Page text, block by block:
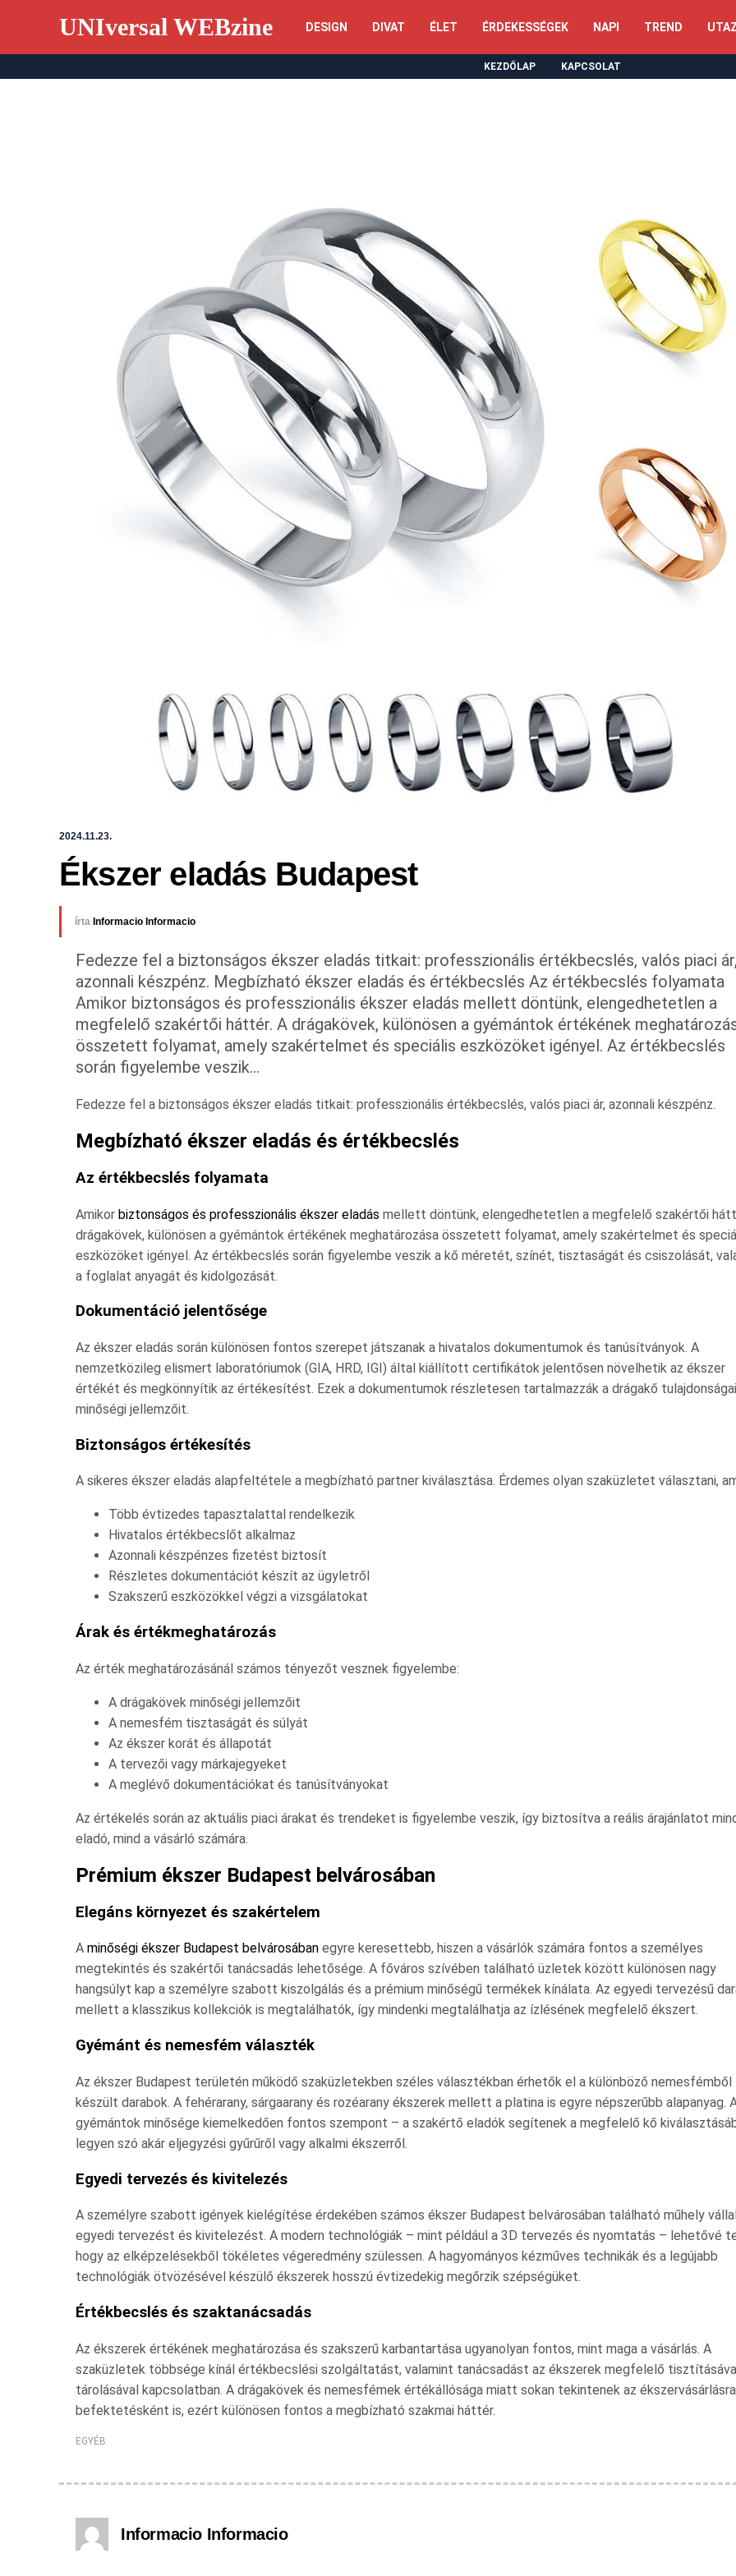
UNIversal WEBzine DESIGN DIVAT ÉLET ÉRDEKESSÉGEK NAPI TREND
KEZDŐLAP KAPCSOLAT
2024.11.23.
Ékszer eladás Budapest
írta Informacio Informacio
Fedezze fel a biztonságos ékszer eladás titkait: professzionális értékbecslés, valós piaci
azonnali készpénz. Megbízható ékszer eladás és értékbecslés Az értékbecslés folyamata
Amikor biztonságos és professzionális ékszer eladás mellett döntünk, elengedhetetlen a
megfelelő szakértői háttér. A drágakövek, különösen a gyémántok értékének
összetett folyamat, amely szakértelmet és speciális eszközöket igényel. Az értékbecslés
során figyelembe veszik…
Fedezze fel a biztonságos ékszer eladás titkait: professzionális értékbecslés, valós piaci ár, azonnali készpénz.
Megbízható ékszer eladás és értékbecslés
Az értékbecslés folyamata
Amikor biztonságos és professzionális ékszer eladás mellett döntünk, elengedhetetlen a megfelelő szakértői
drágakövek, különösen a gyémántok értékének meghatározása összetett folyamat, amely szakértelmet és
eszközöket igényel. Az értékbecslés során figyelembe veszik a kő méretét, színét, tisztaságát és csiszolását,
a foglalat anyagát és kidolgozását.
Dokumentáció jelentősége
Az ékszer eladás során különösen fontos szerepet játszanak a hivatalos dokumentumok és tanúsítványok. A
nemzetközileg elismert laboratóriumok (GIA, HRD, IGI) által kiállított certifikátok jelentősen növelhetik az ékszer
értékét és megkönnyítik az értékesítést. Ezek a dokumentumok részletesen tartalmazzák a drágakő
minőségi jellemzőit.
Biztonságos értékesítés
A sikeres ékszer eladás alapfeltétele a megbízható partner kiválasztása. Érdemes olyan szaküzletet választani,
Több évtizedes tapasztalattal rendelkezik
Hivatalos értékbecslőt alkalmaz
Azonnali készpénzes fizetést biztosít
Részletes dokumentációt készít az ügyletről
Szakszerű eszközökkel végzi a vizsgálatokat
Árak és értékmeghatározás
Az érték meghatározásánál számos tényezőt vesznek figyelembe:
A drágakövek minőségi jellemzőit
A nemesfém tisztaságát és súlyát
Az ékszer korát és állapotát
A tervezői vagy márkajegyeket
A meglévő dokumentációkat és tanúsítványokat
Az értékelés során az aktuális piaci árakat és trendeket is figyelembe veszik, így biztosítva a reális árajánlatot
eladó, mind a vásárló számára.
Prémium ékszer Budapest belvárosában
Elegáns környezet és szakértelem
A minőségi ékszer Budapest belvárosában egyre keresettebb, hiszen a vásárlók számára fontos a személyes
megtekintés és szakértői tanácsadás lehetősége. A főváros szívében található üzletek között különösen nagy
hangsúlyt kap a személyre szabott kiszolgálás és a prémium minőségű termékek kínálata. Az egyedi tervezésű
mellett a klasszikus kollekciók is megtalálhatók, így mindenki megtalálhatja az ízlésének megfelelő ékszert.
Gyémánt és nemesfém választék
Az ékszer Budapest területén működő szaküzletekben széles választékban érhetők el a különböző nemesfémből
készült darabok. A fehérarany, sárgaarany és rozéarany ékszerek mellett a platina is egyre népszerűbb alapanyag.
gyémántok minősége kiemelkedően fontos szempont – a szakértő eladók segítenek a megfelelő kő
legyen szó akár eljegyzési gyűrűről vagy alkalmi ékszerről.
Egyedi tervezés és kivitelezés
A személyre szabott igények kielégítése érdekében számos ékszer Budapest belvárosában található műhely
egyedi tervezést és kivitelezést. A modern technológiák – mint például a 3D tervezés és nyomtatás – lehetővé
hogy az elképzelésekből tökéletes végeredmény szülessen. A hagyományos kézműves technikák és a legújabb
technológiák ötvözésével készülő ékszerek hosszú évtizedekig megőrzik szépségüket.
Értékbecslés és szaktanácsadás
Az ékszerek értékének meghatározása és szakszerű karbantartása ugyanolyan fontos, mint maga a vásárlás. A
szaküzletek többsége kínál értékbecslési szolgáltatást, valamint tanácsadást az ékszerek megfelelő
tárolásával kapcsolatban. A drágakövek és nemesfémek értékállósága miatt sokan tekintenek az ékszervásárlásra
befektetésként is, ezért különösen fontos a megbízható szakmai háttér.
EGYÉB
Informacio Informacio